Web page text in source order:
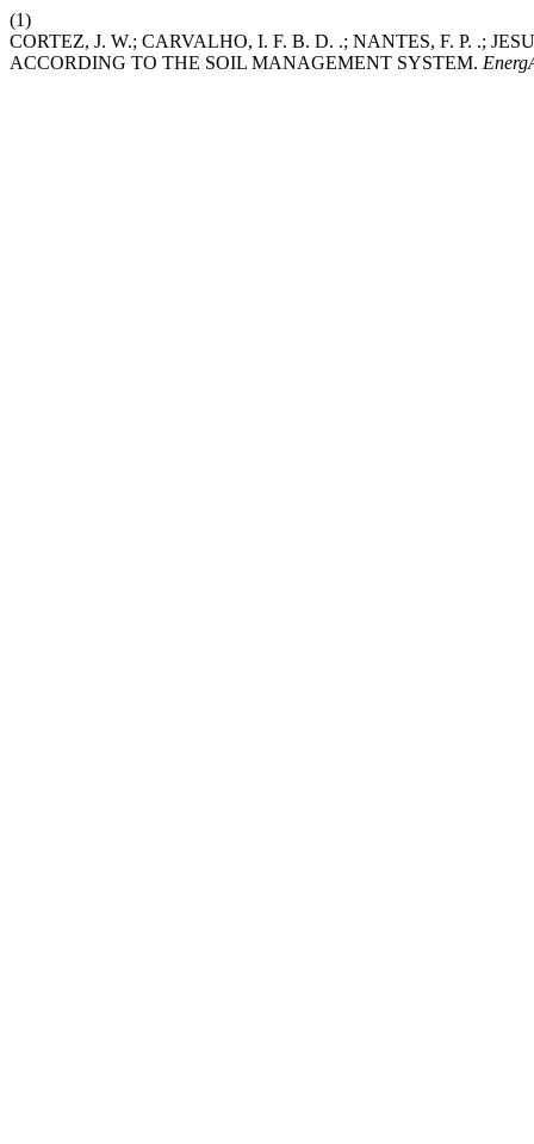
(1)
CORTEZ, J. W.; CARVALHO, I. F. B. D. .; NANTES, F. P. .;
ACCORDING TO THE SOIL MANAGEMENT SYSTEM.